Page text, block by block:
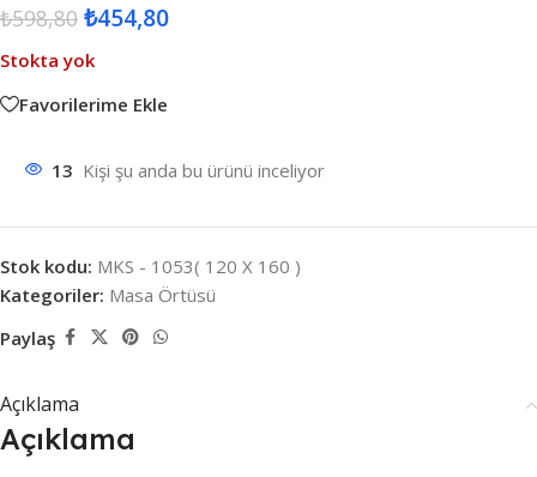
₺598,80 ₺454,80
Stokta yok
Favorilerime Ekle
13 Kişi şu anda bu ürünü inceliyor
Stok kodu: MKS - 1053( 120 X 160 )
Kategoriler: Masa Örtüsü
Paylaş
Açıklama
Açıklama